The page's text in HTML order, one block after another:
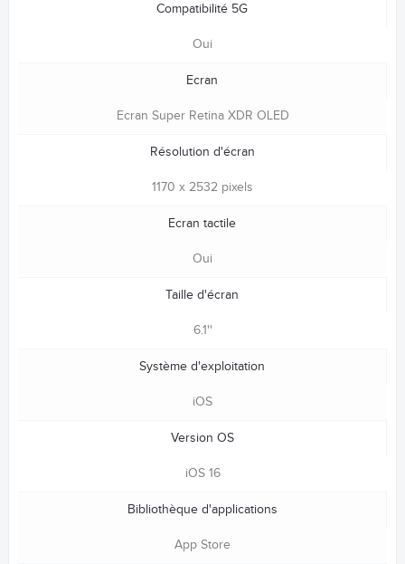
Compatibilité 5G
Oui
Ecran
Ecran Super Retina XDR OLED
Résolution d'écran
1170 x 2532 pixels
Ecran tactile
Oui
Taille d'écran
6.1''
Système d'exploitation
iOS
Version OS
iOS 16
Bibliothèque d'applications
App Store